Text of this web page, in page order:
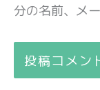
分の名前、メ